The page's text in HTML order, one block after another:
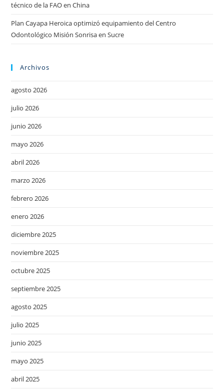
técnico de la FAO en China
Plan Cayapa Heroica optimizó equipamiento del Centro
Odontológico Misión Sonrisa en Sucre
Archivos
agosto 2026
julio 2026
junio 2026
mayo 2026
abril 2026
marzo 2026
febrero 2026
enero 2026
diciembre 2025
noviembre 2025
octubre 2025
septiembre 2025
agosto 2025
julio 2025
junio 2025
mayo 2025
abril 2025